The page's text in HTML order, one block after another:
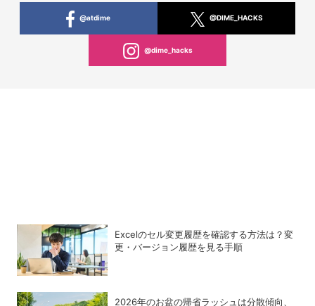
@atdime @DIME_HACKS
@dime_hacks
Excelのセル変更履歴を確認する方法は？変
更・バージョン履歴を見る手順
2026年のお盆の帰省ラッシュは分散傾向、